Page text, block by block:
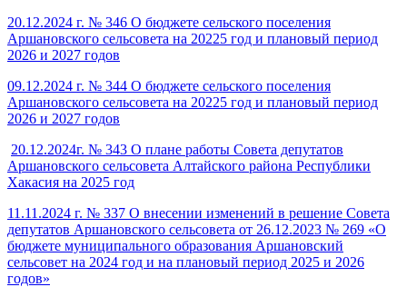
20.12.2024 г. № 346 О бюджете сельского поселения
Аршановского сельсовета на 20225 год и плановый период
2026 и 2027 годов
09.12.2024 г. № 344 О бюджете сельского поселения
Аршановского сельсовета на 20225 год и плановый период
2026 и 2027 годов
20.12.2024г. № 343 О плане работы Совета депутатов
Аршановского сельсовета Алтайского района Республики
Хакасия на 2025 год
11.11.2024 г. № 337 О внесении изменений в решение Совета
депутатов Аршановского сельсовета от 26.12.2023 № 269 «О
бюджете муниципального образования Аршановский
сельсовет на 2024 год и на плановый период 2025 и 2026
годов»